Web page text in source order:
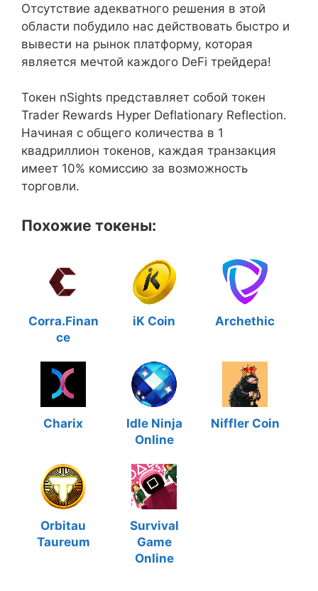
Отсутствие адекватного решения в этой
области побудило нас действовать быстро и
вывести на рынок платформу, которая
является мечтой каждого DeFi трейдера!
Токен nSights представляет собой токен
Trader Rewards Hyper Deflationary Reflection.
Начиная с общего количества в 1
квадриллион токенов, каждая транзакция
имеет 10% комиссию за возможность
торговли.
Похожие токены:
Corra.Finan
ce
iK Coin Archethic
Charix
Idle Ninja
Online
Niffler Coin
Orbitau
Taureum
Survival
Game
Online